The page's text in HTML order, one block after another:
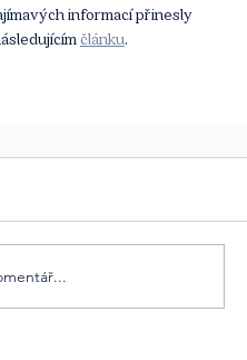
informací přinesly
článku.